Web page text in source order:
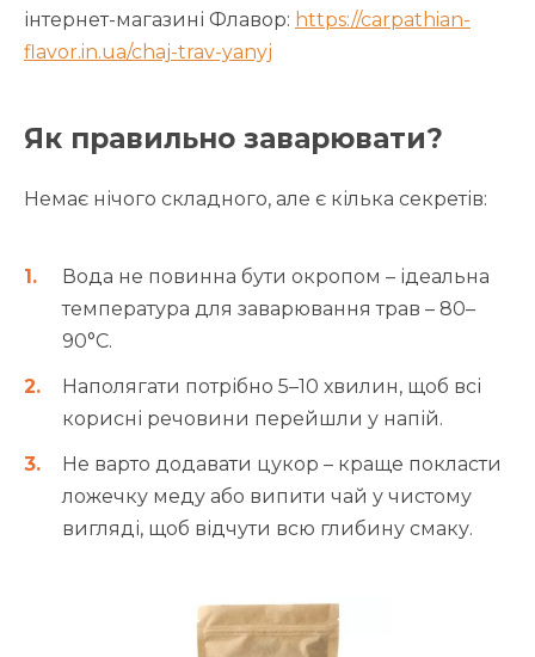
інтернет-магазині Флавор: https://carpathian-
flavor.in.ua/chaj-trav-yanyj
Як правильно заварювати?
Немає нічого складного, але є кілька секретів:
Вода не повинна бути окропом – ідеальна
температура для заварювання трав – 80–
90°C.
Наполягати потрібно 5–10 хвилин, щоб всі
корисні речовини перейшли у напій.
Не варто додавати цукор – краще покласти
ложечку меду або випити чай у чистому
вигляді, щоб відчути всю глибину смаку.